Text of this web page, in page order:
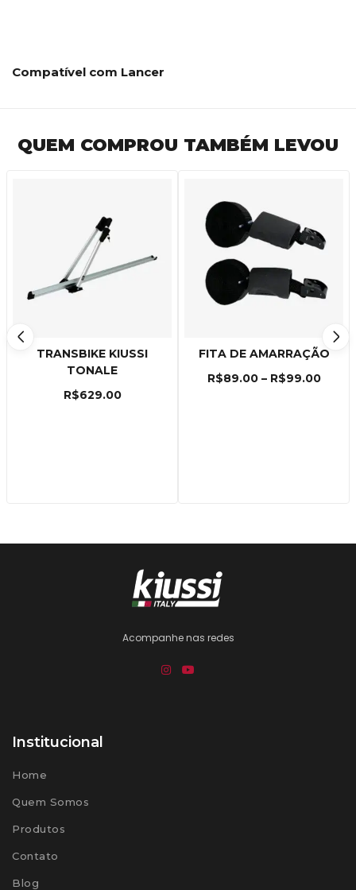
Compatível com Lancer
QUEM COMPROU TAMBÉM LEVOU
TRANSBIKE KIUSSI
TONALE
R$629.00
FITA DE AMARRAÇÃO
R$89.00 – R$99.00
Acompanhe nas redes
Institucional
Home
Quem Somos
Produtos
Contato
Blog